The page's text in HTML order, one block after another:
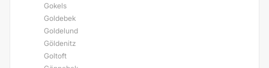
Gokels
Goldebek
Goldelund
Göldenitz
Goltoft